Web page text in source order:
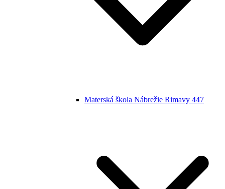
Materská škola Nábrežie Rimavy 447